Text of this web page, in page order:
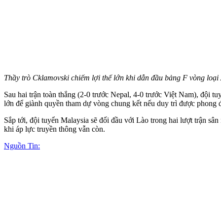
Thầy trò Cklamovski chiếm lợi thế lớn khi dẫn đầu bảng F vòng
Sau hai trận toàn thắng (2-0 trước Nepal, 4-0 trước Việt Nam), đội
lớn để giành quyền tham dự vòng chung kết nếu duy trì được phong
Sắp tới, đội tuyển Malaysia sẽ đối đầu với Lào trong hai lượt trận
khi áp lực truyền thông vẫn còn.
Nguồn Tin: